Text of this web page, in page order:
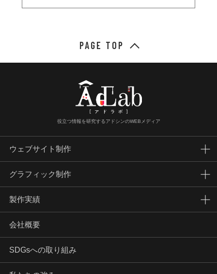
PAGE TOP
役立つ情報を研究するアドシンのWEBメディア
ウェブサイト制作
グラフィック制作
製作実績
会社概要
SDGsへの取り組み